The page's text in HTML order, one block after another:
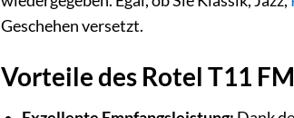
Geschehen versetzt.
Vorteile des Rotel T11